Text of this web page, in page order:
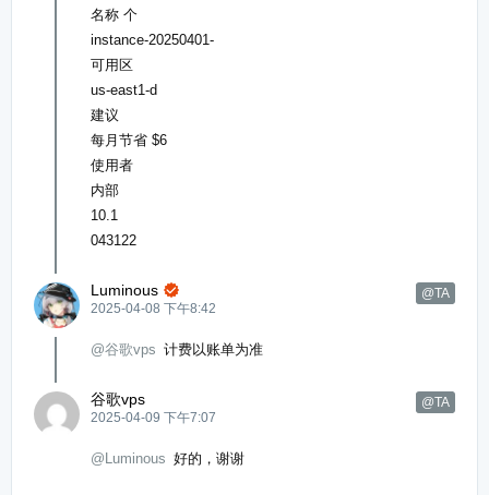
名称 个
instance-20250401-
可用区
us-east1-d
建议
每月节省 $6
使用者
内部
10.1
043122
Luminous @TA

2025-04-08 下午8:42
@谷歌vps 计费以账单为准
谷歌vps
@TA
2025-04-09 下午7:07
@Luminous 好的，谢谢